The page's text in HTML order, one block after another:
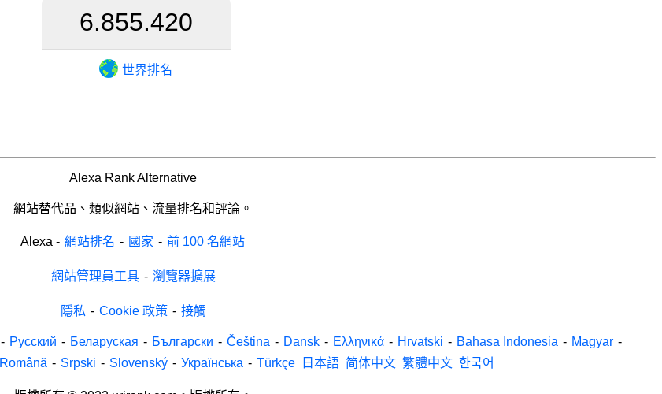
6.855.420
世界排名
Alexa Rank Alternative
網站替代品、類似網站、流量排名和評論。
Alexa - 網站排名 - 國家 - 前 100 名網站
網站管理員工具 - 瀏覽器擴展
隱私 - Cookie 政策 - 接觸
- Русский - Беларуская - Български - Čeština - Dansk - Ελληνικά - Hrvatski - Bahasa Indonesia - Magyar -
Română - Srpski - Slovenský - Українська - Türkçe 日本語 简体中文 繁體中文 한국어